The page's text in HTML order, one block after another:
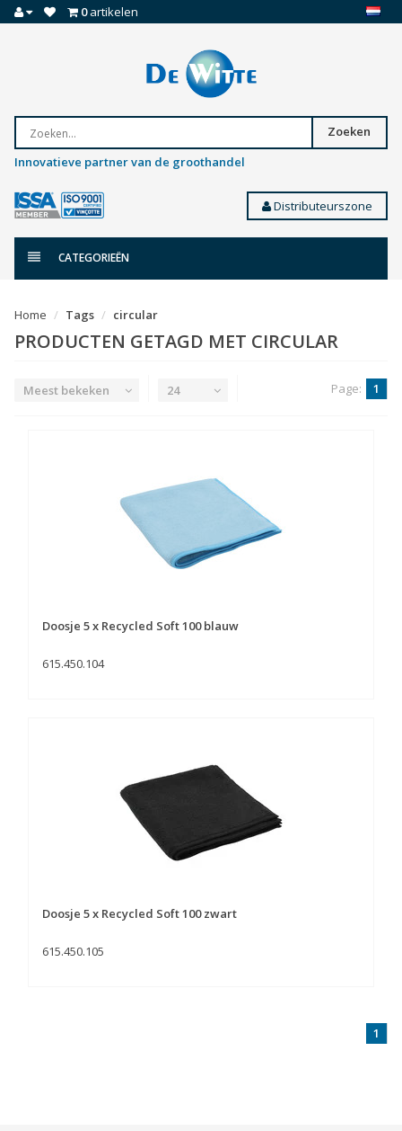
0artikelen
Zoeken
Innovatieve partner van de groothandel
Distributeurszone
CATEGORIEËN
Home Tags circular
PRODUCTEN GETAGD MET CIRCULAR
Meest bekeken 24 Page: 1
Doosje 5 x Recycled Soft 100 blauw
615.450.104
Doosje 5 x Recycled Soft 100 zwart
615.450.105
1